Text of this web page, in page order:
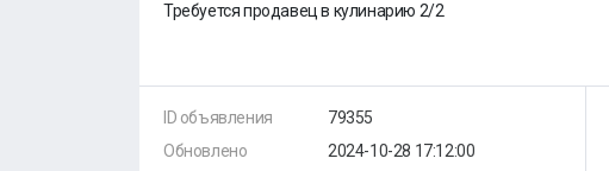
Требуется продавец в кулинарию 2/2
ID объявления
Обновлено
79355
2024-10-28 17:12:00